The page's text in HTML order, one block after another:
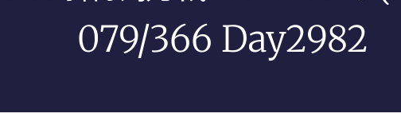
079/366 Day2982